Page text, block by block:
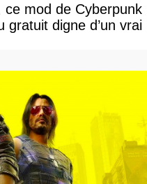
mod de Cyberpunk
gratuit digne d’un vrai